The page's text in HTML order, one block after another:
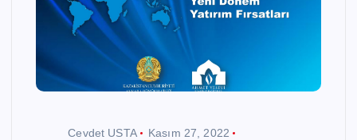
Cevdet USTA
Kasım 27, 2022